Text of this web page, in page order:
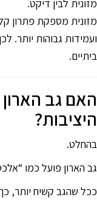
מזונית לבין דיקט.
מזונית מספקת פתרון
ועמידות גבוהות יותר.
ביתיים.
האם גב
היציבות?
בהחלט.
גב הארון פועל כמו
ככל שהגב קשיח יותר,